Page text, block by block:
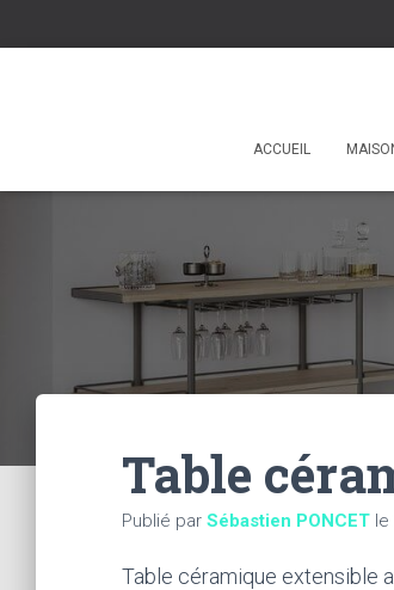
ACCUEIL
Table
Publié par Sébastien PONCET le
Table céramique extensible